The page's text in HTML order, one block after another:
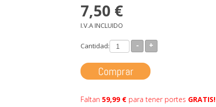
7,50 €
I.V.A INCLUIDO
Cantidad: - +
Comprar
Faltan 59,99 € para tener portes GRATIS!